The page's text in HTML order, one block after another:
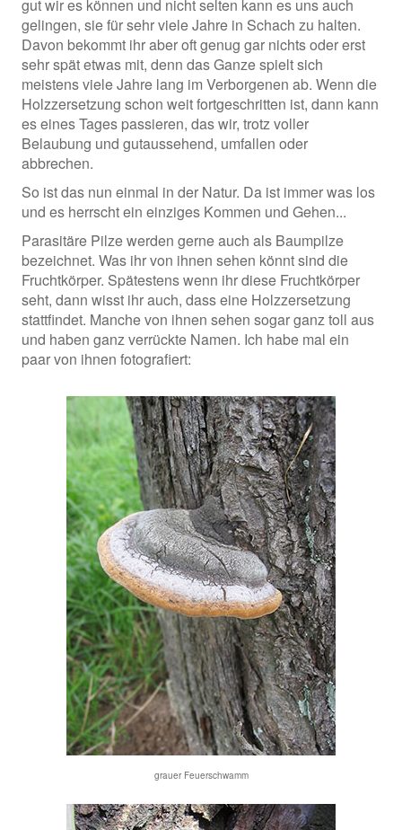
gut wir es können und nicht selten kann es uns auch
gelingen, sie für sehr viele Jahre in Schach zu halten.
Davon bekommt ihr aber oft genug gar nichts oder erst
sehr spät etwas mit, denn das Ganze spielt sich
meistens viele Jahre lang im Verborgenen ab. Wenn die
Holzzersetzung schon weit fortgeschritten ist, dann kann
es eines Tages passieren, das wir, trotz voller
Belaubung und gutaussehend, umfallen oder
abbrechen.
So ist das nun einmal in der Natur. Da ist immer was los
und es herrscht ein einziges Kommen und Gehen...
Parasitäre Pilze werden gerne auch als Baumpilze
bezeichnet. Was ihr von ihnen sehen könnt sind die
Fruchtkörper. Spätestens wenn ihr diese Fruchtkörper
seht, dann wisst ihr auch, dass eine Holzzersetzung
stattfindet. Manche von ihnen sehen sogar ganz toll aus
und haben ganz verrückte Namen. Ich habe mal ein
paar von ihnen fotografiert:
grauer Feuerschwamm